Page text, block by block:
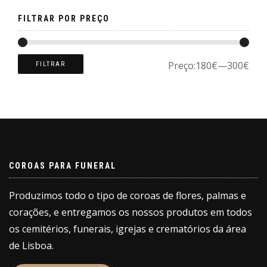
FILTRAR POR PREÇO
FILTRAR Preço:180€—300€
COROAS PARA FUNERAL
Produzimos todo o tipo de coroas de flores, palmas e
corações, e entregamos os nossos produtos em todos
os cemitérios, funerais, igrejas e crematórios da área
de Lisboa.